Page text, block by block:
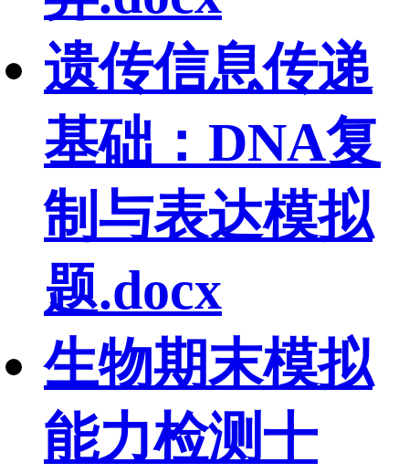
遗传信息传递
基础：DNA复
制与表达模拟
题.docx
生物期末模拟
能力检测十